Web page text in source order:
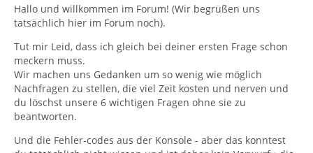
Hallo und willkommen im Forum! (Wir begrüßen uns
tatsächlich hier im Forum noch).
Tut mir Leid, dass ich gleich bei deiner ersten Frage schon
meckern muss.
Wir machen uns Gedanken um so wenig wie möglich
Nachfragen zu stellen, die viel Zeit kosten und nerven und
du löschst unsere 6 wichtigen Fragen ohne sie zu
beantworten.
Und die Fehler-codes aus der Konsole - aber das konntest